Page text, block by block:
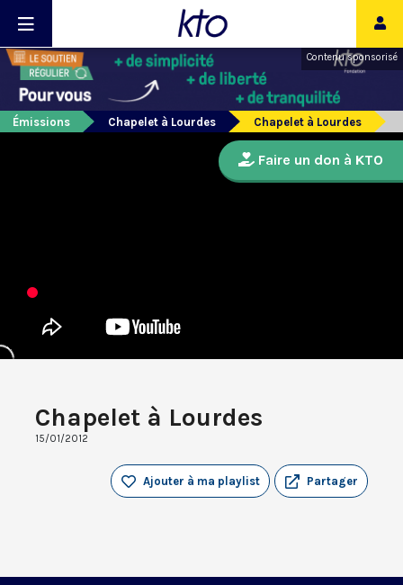
Contenu sponsorisé
Émissions Chapelet à Lourdes Chapelet à Lourdes
Chapelet à Lourdes
15/01/2012
Partager
Ajouter à ma playlist
Faire un don à KTO